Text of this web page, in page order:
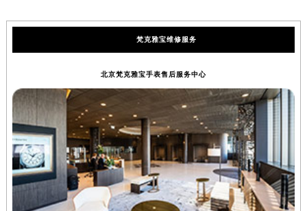
梵克雅宝维修服务
北京梵克雅宝手表售后服务中心